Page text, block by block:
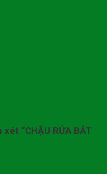
“CHẬU RỬA BÁT